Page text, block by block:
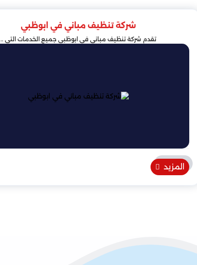
شركة تنظيف مباني في ابوظبي
تقدم شركة تنظيف مباني في ابوظبي جميع الخدمات التى ..
المزيد